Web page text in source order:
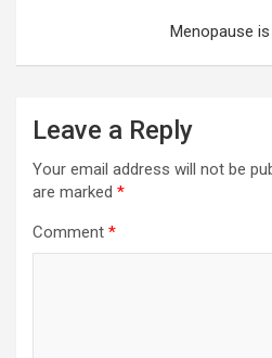
Menopause
Leave a Reply
Your email address will not be
are marked *
Comment *